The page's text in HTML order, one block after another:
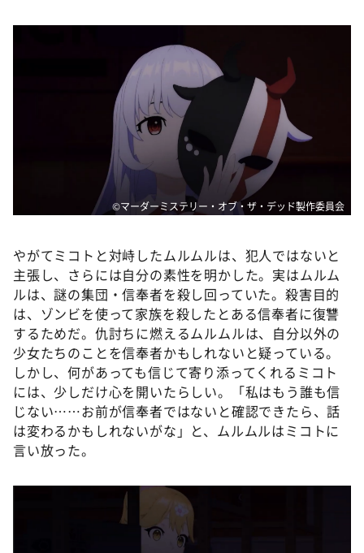
©マーダーミステリー・オブ・ザ・デッド製作委員会
やがてミコトと対峙したムルムルは、犯人ではないと
主張し、さらには自分の素性を明かした。実はムルム
ルは、謎の集団・信奉者を殺し回っていた。殺害目的
は、ゾンビを使って家族を殺したとある信奉者に復讐
するためだ。仇討ちに燃えるムルムルは、自分以外の
少女たちのことを信奉者かもしれないと疑っている。
しかし、何があっても信じて寄り添ってくれるミコト
には、少しだけ心を開いたらしい。「私はもう誰も信
じない……お前が信奉者ではないと確認できたら、話
は変わるかもしれないがな」と、ムルムルはミコトに
言い放った。